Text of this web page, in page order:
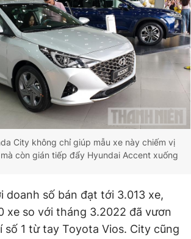
City không chỉ giúp mẫu xe này chiếm vị
còn gián tiếp đẩy Hyundai Accent xuống
doanh số bán đạt tới 3.013 xe,
xe so với tháng 3.2022 đã vươn
số 1 từ tay Toyota Vios. City cũng